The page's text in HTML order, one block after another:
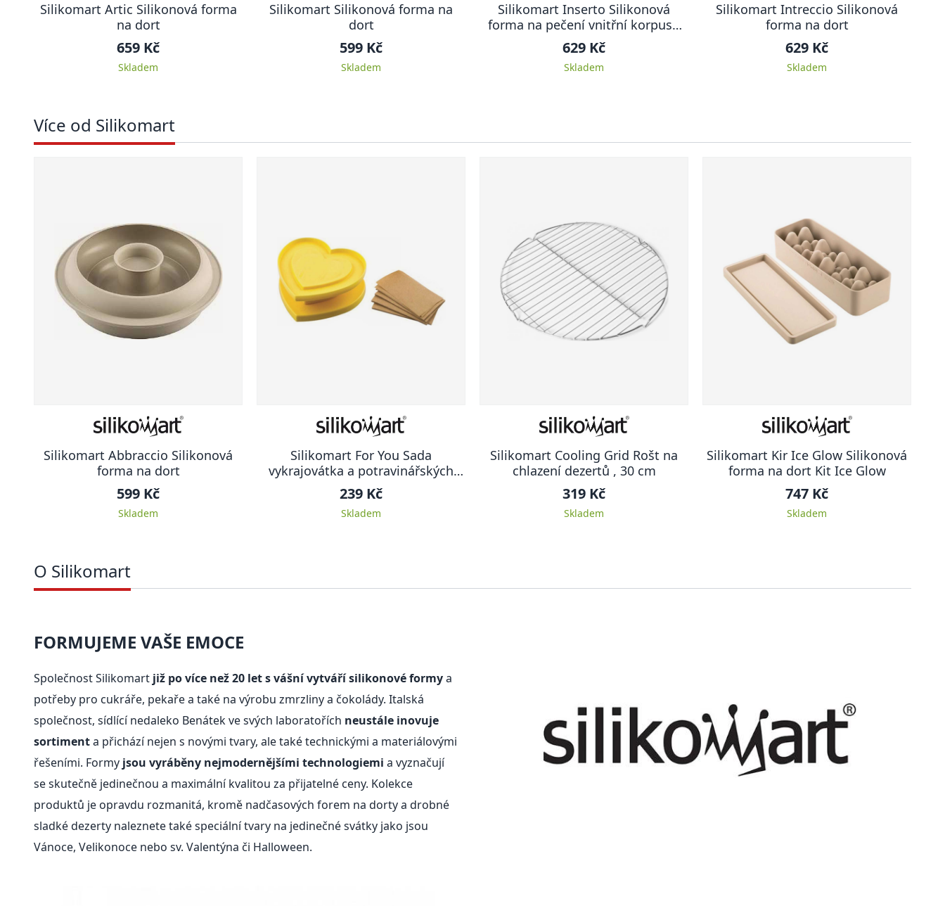
Silikomart Artic Silikonová forma
na dort
659 Kč
Skladem
Silikomart Silikonová forma na
dort
599 Kč
Skladem
Silikomart Inserto Silikonová
forma na pečení vnitřní korpusů
Multi- Round
629 Kč
Skladem
Silikomart Intreccio Silikonová
forma na dort
629 Kč
Skladem
Více od Silikomart
Silikomart Abbraccio Silikonová
forma na dort
599 Kč
Skladem
Silikomart For You Sada
vykrajovátka a potravinářských
papírků , srdce
239 Kč
Skladem
Silikomart Cooling Grid Rošt na
chlazení dezertů , 30 cm
319 Kč
Skladem
Silikomart Kir Ice Glow Silikonová
forma na dort Kit Ice Glow
747 Kč
Skladem
O Silikomart
FORMUJEME VAŠE EMOCE
Společnost Silikomart již po více než 20 let s vášní vytváří silikonové formya
potřeby pro cukráře, pekaře a také na výrobu zmrzliny a čokolády. Italská
společnost, sídlící nedaleko Benátek ve svých laboratořích neustále inovuje
sortimenta přichází nejen s novými tvary, ale také technickými a materiálovými
řešeními. Formy jsou vyráběny nejmodernějšími technologiemi a vyznačují
se skutečně jedinečnou a maximální kvalitou za přijatelné ceny. Kolekce
produktů je opravdu rozmanitá, kromě nadčasových forem na dorty a drobné
sladké dezerty naleznete také speciální tvary na jedinečné svátky jako jsou
Vánoce, Velikonoce nebo sv. Valentýna či Halloween.